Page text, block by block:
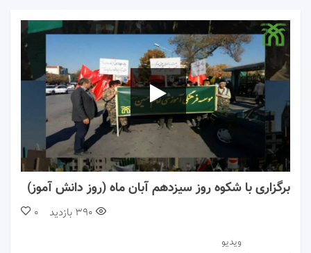
00:00 02:54
برگزاری با شکوه روز سیزدهم آبان ماه (روز دانش آموز)
0 390 بازدید
ویدیو